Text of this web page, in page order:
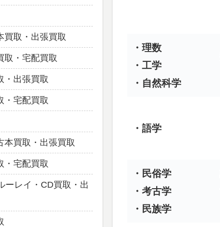
・理数
・工学
・自然科学
・語学
・民俗学
・考古学
・民族学
買取・出張買取
取・宅配買取
・出張買取
・宅配買取
本買取・出張買取
・宅配買取
ーレイ・CD買取・出